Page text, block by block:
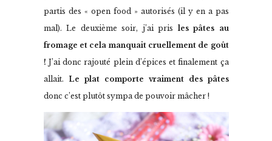
partis des « open food » autorisés (il y en a pas
mal). Le deuxième soir, j’ai pris les pâtes au
fromage et cela manquait cruellement de goût
! J’ai donc rajouté plein d’épices et finalement ça
allait. Le plat comporte vraiment des pâtes
donc c’est plutôt sympa de pouvoir mâcher !